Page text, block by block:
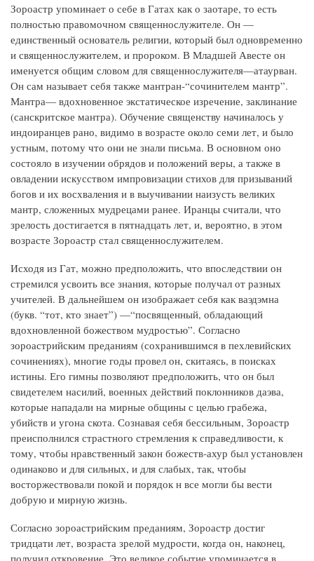
Зороастр упоминает о себе в Гатах как о заотаре, то есть
полностью правомочном священнослужителе. Он —
единственный основатель религии, который был одновременно
и священнослужителем, и пророком. В Младшей Авесте он
именуется общим словом для священнослужителя—атаурван.
Он сам называет себя также мантран-“сочинителем мантр”.
Мантра— вдохновенное экстатическое изречение, заклинание
(санскритское мантра). Обучение священству начиналось у
индоиранцев рано, видимо в возрасте около семи лет, и было
устным, потому что они не знали письма. В основном оно
состояло в изучении обрядов и положений веры, а также в
овладении искусством импровизации стихов для призываний
богов и их восхваления и в выучивании наизусть великих
мантр, сложенных мудрецами ранее. Иранцы считали, что
зрелость достигается в пятнадцать лет, и, вероятно, в этом
возрасте Зороастр стал священнослужителем.
Исходя из Гат, можно предположить, что впоследствии он
стремился усвоить все знания, которые получал от разных
учителей. В дальнейшем он изображает себя как ваэдэмна
(букв. “тот, кто знает”) —“посвященный, обладающий
вдохновленной божеством мудростью”. Согласно
зороастрийским преданиям (сохранившимся в пехлевийских
сочинениях), многие годы провел он, скитаясь, в поисках
истины. Его гимны позволяют предположить, что он был
свидетелем насилий, военных действий поклонников даэва,
которые нападали на мирные общины с целью грабежа,
убийств и угона скота. Сознавая себя бессильным, Зороастр
преисполнился страстного стремления к справедливости, к
тому, чтобы нравственный закон божеств-ахур был установлен
одинаково и для сильных, и для слабых, так, чтобы
восторжествовали покой и порядок н все могли бы вести
добрую и мирную жизнь.
Согласно зороастрийским преданиям, Зороастр достиг
тридцати лет, возраста зрелой мудрости, когда он, наконец,
получил откровение. Это великое событие упоминается в